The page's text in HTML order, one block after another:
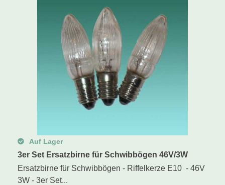
Auf Lager
3er Set Ersatzbirne für Schwibbögen 46V/3W
Ersatzbirne für Schwibbögen - Riffelkerze E10 - 46V
3W - 3er Set...